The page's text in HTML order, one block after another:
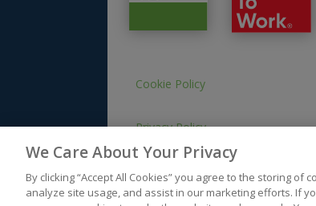
Cookie Policy
Privacy Policy
We Care About Your Privacy
By clicking “Accept All Cookies” you agree to the storing
analyze site usage, and assist in our marketing efforts. If